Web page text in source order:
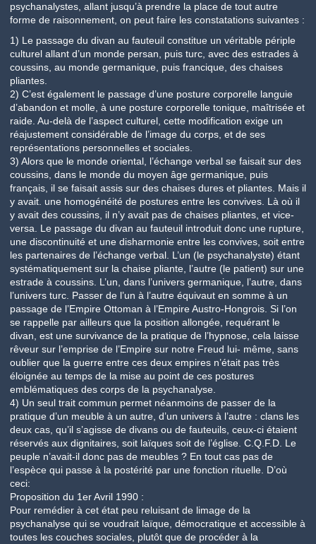
psychanalystes, allant jusqu’à prendre la place de tout autre
forme de raisonnement, on peut faire les constatations suivantes :
1) Le passage du divan au fauteuil constitue un véritable périple
culturel allant d’un monde persan, puis turc, avec des estrades à
coussins, au monde germanique, puis francique, des chaises
pliantes.
2) C’est également le passage d’une posture corporelle languie
d’abandon et molle, à une posture corporelle tonique, maîtrisée et
raide. Au-delà de l’aspect culturel, cette modification exige un
réajustement considérable de l’image du corps, et de ses
représentations personnelles et sociales.
3) Alors que le monde oriental, l’échange verbal se faisait sur des
coussins, dans le monde du moyen âge germanique, puis
français, il se faisait assis sur des chaises dures et pliantes. Mais il
y avait. une homogénéité de postures entre les convives. Là où il
y avait des coussins, il n’y avait pas de chaises pliantes, et vice-
versa. Le passage du divan au fauteuil introduit donc une rupture,
une discontinuité et une disharmonie entre les convives, soit entre
les partenaires de l’échange verbal. L’un (le psychanalyste) étant
systématiquement sur la chaise pliante, l’autre (le patient) sur une
estrade à coussins. L’un, dans l’univers germanique, l’autre, dans
l’univers turc. Passer de l’un à l’autre équivaut en somme à un
passage de l’Empire Ottoman à l’Empire Austro-Hongrois. Si l’on
se rappelle par ailleurs que la position allongée, requérant le
divan, est une survivance de la pratique de l’hypnose, cela laisse
rêveur sur l’emprise de l’Empire sur notre Freud lui- même, sans
oublier que la guerre entre ces deux empires n’était pas très
éloignée au temps de la mise au point de ces postures
emblématiques des corps de la psychanalyse.
4) Un seul trait commun permet néanmoins de passer de la
pratique d’un meuble à un autre, d’un univers à l’autre : clans les
deux cas, qu’il s’agisse de divans ou de fauteuils, ceux-ci étaient
réservés aux dignitaires, soit laïques soit de l’église. C.Q.F.D. Le
peuple n’avait-il donc pas de meubles ? En tout cas pas de
l’espèce qui passe à la postérité par une fonction rituelle. D’où
ceci:
Proposition du 1er Avril 1990 :
Pour remédier à cet état peu reluisant de limage de la
psychanalyse qui se voudrait laïque, démocratique et accessible à
toutes les couches sociales, plutôt que de procéder à la